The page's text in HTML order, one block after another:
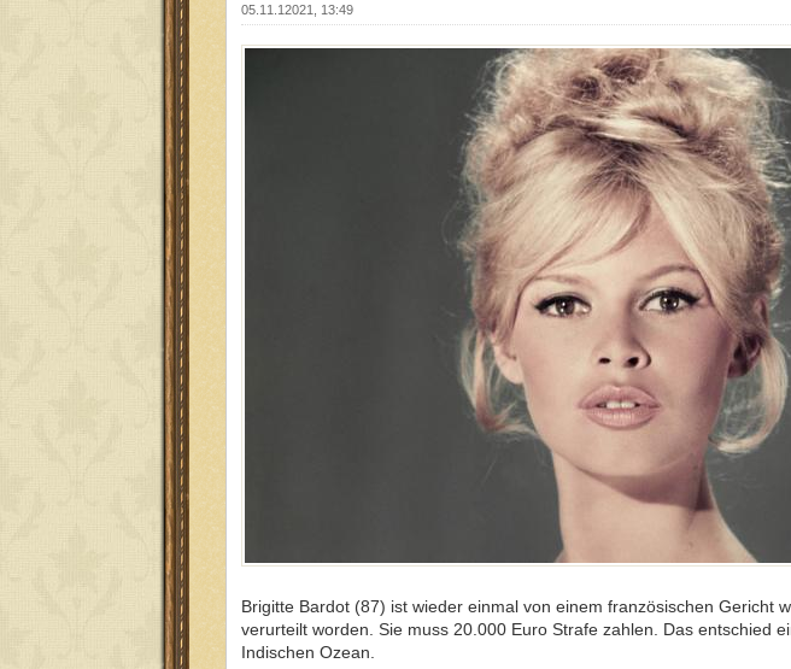
05.11.12021, 13:49
Brigitte Bardot (87) ist wieder einmal von einem französischen
verurteilt worden. Sie muss 20.000 Euro Strafe zahlen. Das entschied
Indischen Ozean.